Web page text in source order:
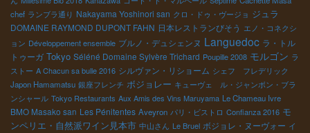
chef ランブラ通り Nakayama Yoshinori san クロ・ドゥ・ヴージョ ジュラ
DOMAINE RAYMOND DUPONT FAHN 日本レストランびそう エノ・コネクシ
ョン Développement ensemble ブルノ・デュシェンヌ Languedoc ラ・トル
トゥーガ Tokyo Séléné Domaine Sylvère Trichard Poupille 2008 モルゴン ラ
ストー A Chacun sa bulle 2016 シルヴァン・リショーム シェフ フレデリック
Japon Hamamatsu 銀座フレンチ ボジョレー キューヴェ ル・ジャンボン・ブラ
ンシャール Tokyo Restaurants Aux Amis des Vins Maruyama Le Chameau Ivre
BMO Masako san Les Pénitentes Aveyron パリ・ビストロ Confianza 2016 モ
ンペリエ・自然派ワイン見本市 中山さん Le Bruel ボジョレ・ヌーヴォー イ